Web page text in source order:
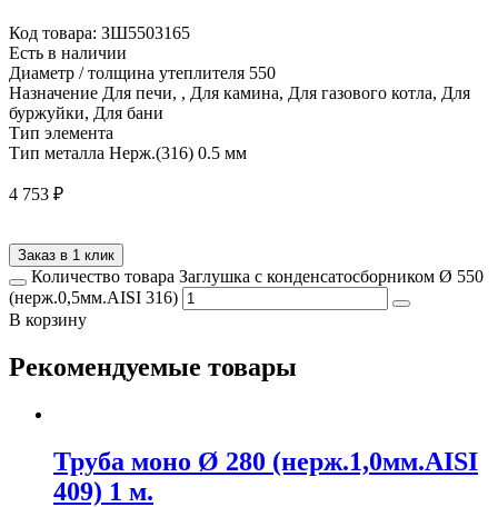
Код товара: ЗШ5503165
Есть в наличии
Диаметр / толщина утеплителя 550
Назначение Для печи, , Для камина, Для газового котла, Для
буржуйки, Для бани
Тип элемента
Тип металла Нерж.(316) 0.5 мм
4 753 ₽
Заказ в 1 клик
Количество товара Заглушка с конденсатосборником Ø 550
(нерж.0,5мм.AISI 316)
В корзину
Рекомендуемые товары
Труба моно Ø 280 (нерж.1,0мм.AISI
409) 1 м.